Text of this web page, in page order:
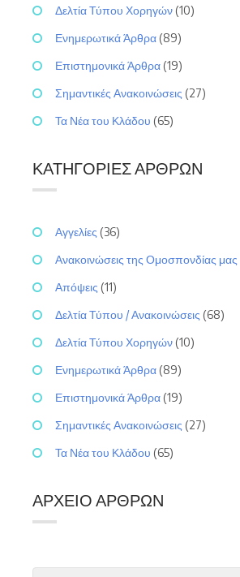
Δελτία Τύπου Χορηγών (10)
Ενημερωτικά Άρθρα (89)
Επιστημονικά Άρθρα (19)
Σημαντικές Ανακοινώσεις (27)
Τα Νέα του Κλάδου (65)
ΚΑΤΗΓΟΡΊΕΣ ΆΡΘΡΩΝ
Αγγελίες (36)
Ανακοινώσεις της Ομοσπονδίας μας
Απόψεις (11)
Δελτία Τύπου / Ανακοινώσεις (68)
Δελτία Τύπου Χορηγών (10)
Ενημερωτικά Άρθρα (89)
Επιστημονικά Άρθρα (19)
Σημαντικές Ανακοινώσεις (27)
Τα Νέα του Κλάδου (65)
ΑΡΧΕΊΟ ΆΡΘΡΩΝ